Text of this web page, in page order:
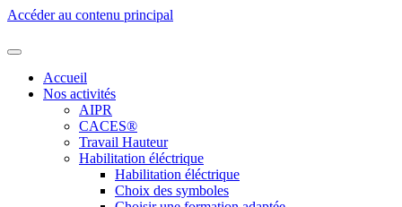
Accéder au contenu principal
Accueil
Nos activités
AIPR
CACES®
Travail Hauteur
Habilitation éléctrique
Habilitation éléctrique
Choix des symboles